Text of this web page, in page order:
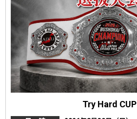
Try Hard CUP